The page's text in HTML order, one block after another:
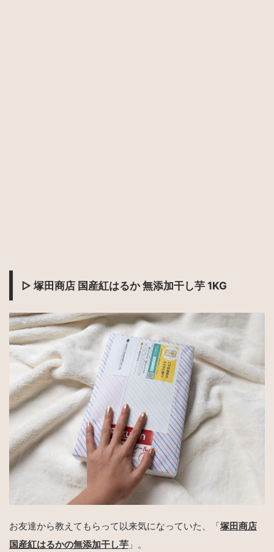
▷ 塚田商店 国産紅はるか 無添加干し芋 1KG
お友達から教えてもらって以来気になっていた、「塚田商店
国産紅はるかの無添加干し芋 」。